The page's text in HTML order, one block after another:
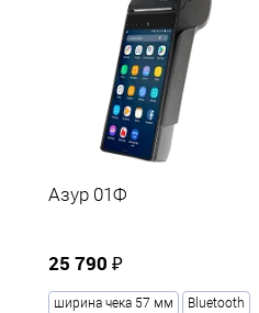
Азур 01Ф
25 790 ₽
ширина чека 57 мм
Bluetooth